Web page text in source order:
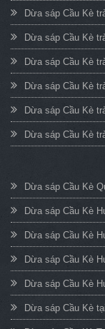
Dừa sáp Cầu Kè
Dừa sáp Cầu Kè
Dừa sáp Cầu Kè
Dừa sáp Cầu Kè
Dừa sáp Cầu Kè
Dừa sáp Cầu Kè
Dừa sáp Cầu Kè
Dừa sáp Cầu Kè
Dừa sáp Cầu Kè
Dừa sáp Cầu Kè
Dừa sáp Cầu Kè
Dừa sáp Cầu Kè